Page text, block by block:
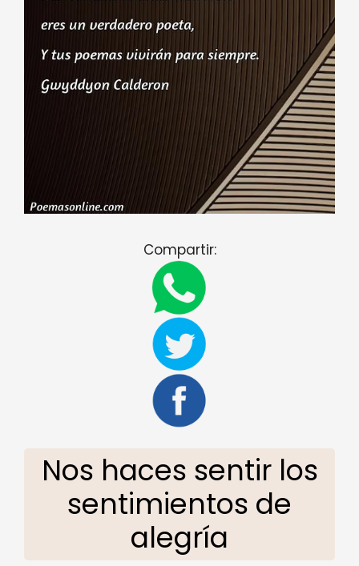
Compartir:
Nos haces sentir los
sentimientos de
alegría